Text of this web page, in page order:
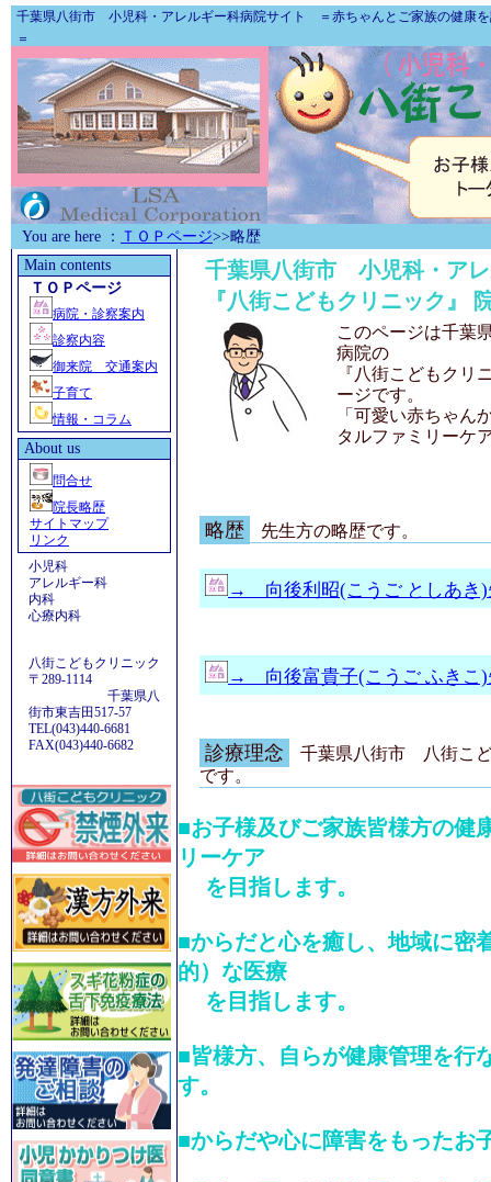
千葉県八街市 小児科・アレルギー科病院サイト ＝赤ちゃんとご家族の健康
＝
You are here ： ＴＯＰページ>>略歴
Main contents
ＴＯＰページ
病院・診察案内
診察内容
御来院 交通案内
子育て
情報・コラム
About us
問合せ
院長略歴
サイトマップ
リンク
小児科
アレルギー科
内科
心療内科
八街こどもクリニック
〒289-1114
千葉県八
街市東吉田517-57
TEL(043)440-6681
FAX(043)440-6682
千葉県八街市 小児科・ア
『八街こどもクリニック』
このページは千葉
病院の
『八街こどもク
ージです。
「可愛い赤ちゃん
タルファミリーケ
略歴 先生方の略歴です。
→ 向後利昭(こうご としあき)
→ 向後富貴子(こうご ふきこ)
診療理念
千葉県八街市 八街こ
です。
■お子様及びご家族皆様方の健
リーケア
を目指します。
■からだと心を癒し、地域に密
的）な医療
を目指します。
■皆様方、自らが健康管理を行
す。
■からだや心に障害をもったお